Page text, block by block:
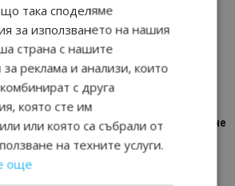
картичка от…”: Петрич – Изживяване
така споделяме
за използването на нашия
страна с нашите
реклама и анализи, които
с друга
която сте им
или която са събрали от
на техните услуги.
още